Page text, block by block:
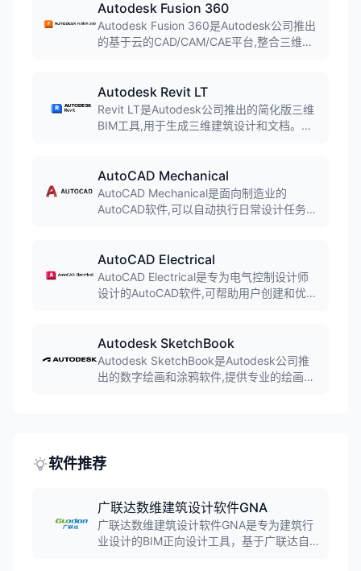
统,广泛应用于机械制造、建筑施工、室内设
计、电气工程等多行业专业绘图需求。
Autodesk Fusion 360
Autodesk Fusion 360是Autodesk公司推出
的基于云的CAD/CAM/CAE平台,整合三维建
建模,实现桌面软件与云计算的结合,广泛应用
于产品设计、机械制造和工业设计领域。
Autodesk Revit LT
Revit LT是Autodesk公司推出的简化版三维
BIM工具,用于生成三维建筑设计和文档。软
AutoCAD Mechanical
AutoCAD Mechanical是面向制造业的
AutoCAD软件,可以自动执行日常设计任务而
生成物料清单,可显著提升机械设计流程效
率。
AutoCAD Electrical
AutoCAD Electrical是专为电气控制设计师
设计的AutoCAD软件,可帮助用户创建和优化
泛应用于电气设计和自动化控制领域。
Autodesk SketchBook
Autodesk SketchBook是Autodesk公司推
出的数字绘画和涂鸦软件,提供专业的绘画工
软件推荐
广联达数维建筑设计软件GNA
广联达数维建筑设计软件GNA是专为建筑行
业设计的BIM正向设计工具，基于广联达自